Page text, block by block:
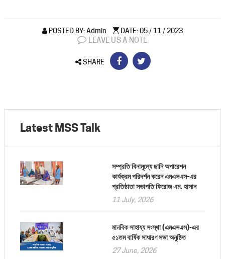
POSTED BY: Admin DATE: 05 / 11 / 2023
LEAVE US A NOTE
SHARE
Latest MSS Talk
সম্প্রতি বিনামূল্যে ছানি অপারেশন
কার্যক্রম পরিদর্শন করেন এমএসএস-এর
প্রতিষ্ঠাতা সভাপতি ফিরোজ এম. হাসান
11 July, 2026
মানবিক সাহায্য সংস্থা (এমএসএস)-এর
৫১তম বার্ষিক সাধারণ সভা অনুষ্ঠিত
27 June, 2026